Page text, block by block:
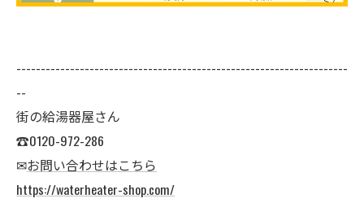
--------------------------------------------------------------------
--
街の給湯器屋さん
☎0120-972-286
✉お問い合わせはこちら
https://waterheater-shop.com/